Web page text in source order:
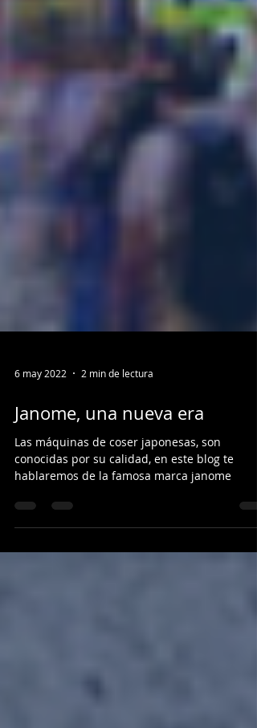
6 may 2022 2 min de lectura
Janome, una nueva era
Las máquinas de coser japonesas, son
hablaremos de la famosa marca janome